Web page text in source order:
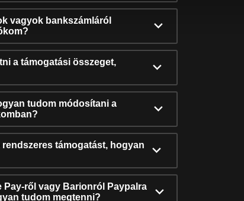
vagyok bankszámláról
a támogatási összeget,
tudom módosítani a
támogatást, hogyan
Pay-ről vagy Barionról Paypalra
tudom megtenni?